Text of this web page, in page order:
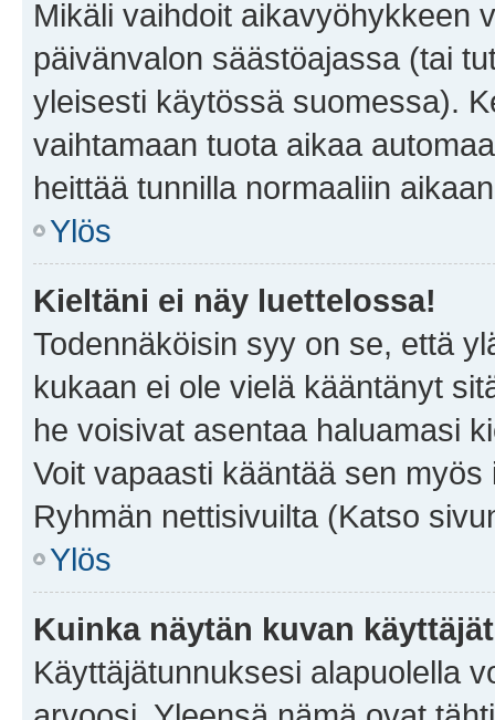
Mikäli vaihdoit aikavyöhykkeen
päivänvalon säästöajassa (tai
yleisesti käytössä suomessa).
vaihtamaan tuota aikaa
heittää tunnilla normaaliin
Ylös
Kieltäni ei näy luettelossa!
Todennäköisin syy on se, että
kukaan ei ole vielä kääntänyt
he voisivat asentaa haluamasi
Voit vapaasti kääntää sen
Ryhmän nettisivuilta (Katso
Ylös
Kuinka näytän kuvan
Käyttäjätunnuksesi alapuolella